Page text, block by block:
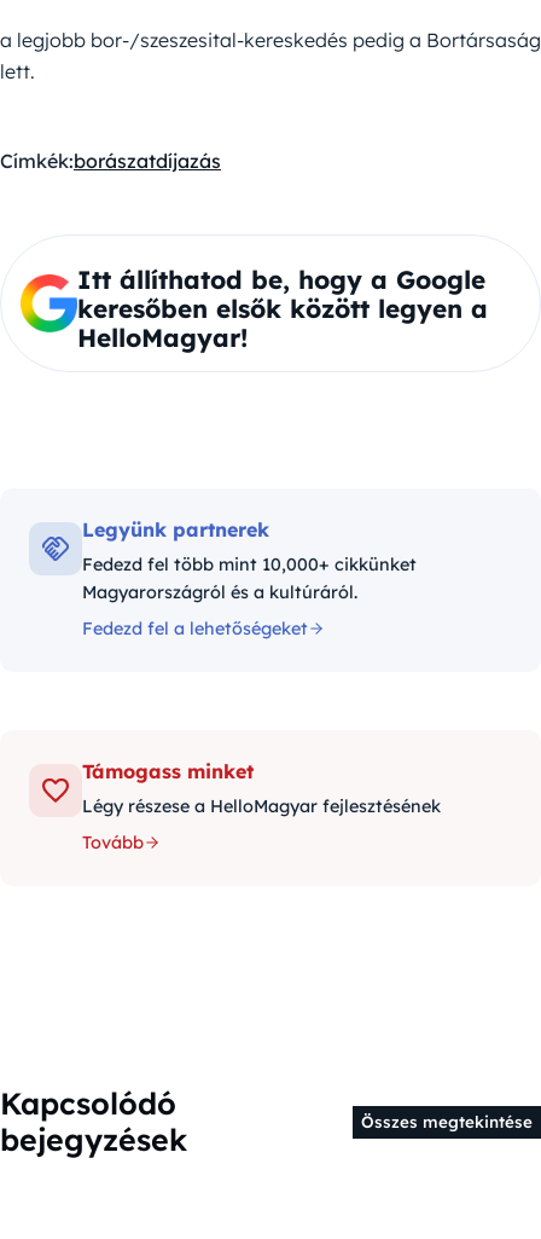
a legjobb bor-/szeszesital-kereskedés pedig a Bortársaság
lett.
Címkék:borászatdíjazás
Itt állíthatod be, hogy a Google
keresőben elsők között legyen a
HelloMagyar!
Legyünk partnerek
Fedezd fel több mint 10,000+ cikkünket
Magyarországról és a kultúráról.
Fedezd fel a lehetőségeket
Támogass minket
Légy részese a HelloMagyar fejlesztésének
Tovább
Kapcsolódó
bejegyzések
Összes megtekintése